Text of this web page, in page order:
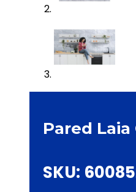
Pared Laia
SKU: